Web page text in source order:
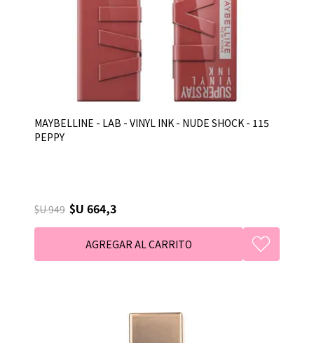
MAYBELLINE - LAB - VINYL INK - NUDE SHOCK - 115
PEPPY
$U 949 $U 664,3